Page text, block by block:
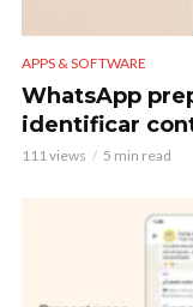
APPS & SOFTWARE
WhatsApp
identificar
111 views 5 min read